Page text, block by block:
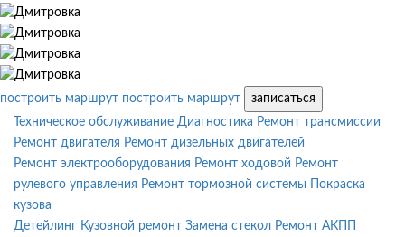
построить маршрут построить маршрут
записаться
Техническое обслуживание Диагностика Ремонт трансмиссии
Ремонт двигателя Ремонт дизельных двигателей
Ремонт электрооборудования Ремонт ходовой Ремонт
рулевого управления Ремонт тормозной системы
Покраска
кузова
Детейлинг Кузовной ремонт Замена стекол Ремонт АКПП